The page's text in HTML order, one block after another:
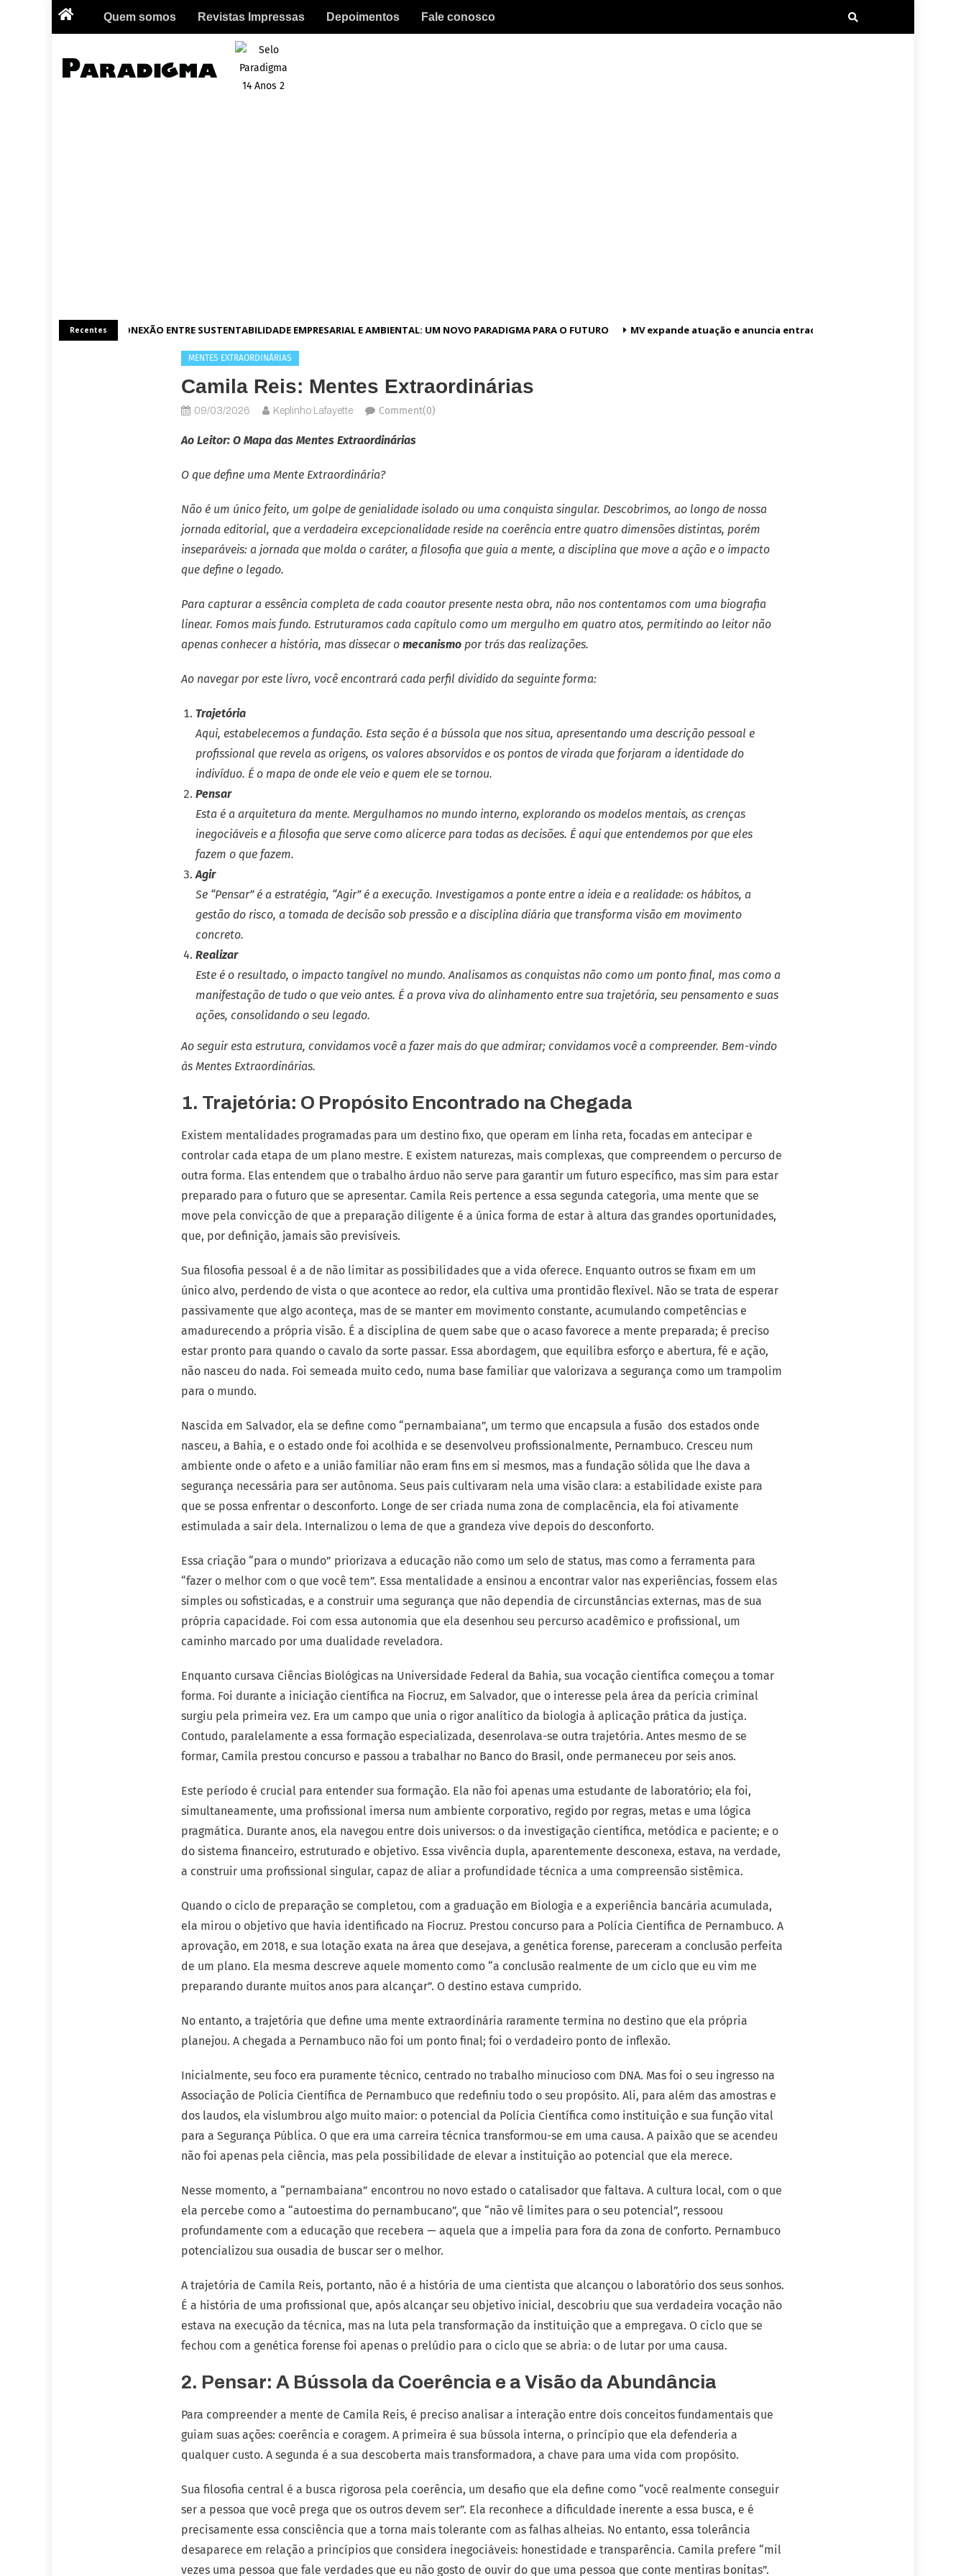
Quem somos Revistas Impressas Depoimentos Fale conosco
RecentesA CONEXÃO ENTRE SUSTENTABILIDADE EMPRESARIAL E AMBIENTAL: UM NOVO PARADIGMA PARA O FUTURO MV expande atuação e anuncia entrada no mercado dos Estados
MENTES EXTRAORDINÁRIAS
Camila Reis: Mentes Extraordinárias
09/03/2026 Keplinho Lafayette Comment(0)
Ao Leitor: O Mapa das Mentes Extraordinárias
O que define uma Mente Extraordinária?
Não é um único feito, um golpe de genialidade isolado ou uma conquista singular. Descobrimos, ao longo de nossa
jornada editorial, que a verdadeira excepcionalidade reside na coerência entre quatro dimensões distintas, porém
inseparáveis: a jornada que molda o caráter, a filosofia que guia a mente, a disciplina que move a ação e o impacto
que define o legado.
Para capturar a essência completa de cada coautor presente nesta obra, não nos contentamos com uma biografia
linear. Fomos mais fundo. Estruturamos cada capítulo como um mergulho em quatro atos, permitindo ao leitor não
apenas conhecer a história, mas dissecar o mecanismo por trás das realizações.
Ao navegar por este livro, você encontrará cada perfil dividido da seguinte forma:
Trajetória
Aqui, estabelecemos a fundação. Esta seção é a bússola que nos situa, apresentando uma descrição pessoal e
profissional que revela as origens, os valores absorvidos e os pontos de virada que forjaram a identidade do
indivíduo. É o mapa de onde ele veio e quem ele se tornou.
Pensar
Esta é a arquitetura da mente. Mergulhamos no mundo interno, explorando os modelos mentais, as crenças
inegociáveis e a filosofia que serve como alicerce para todas as decisões. É aqui que entendemos por que eles
fazem o que fazem.
Agir
Se “Pensar” é a estratégia, “Agir” é a execução. Investigamos a ponte entre a ideia e a realidade: os hábitos, a
gestão do risco, a tomada de decisão sob pressão e a disciplina diária que transforma visão em movimento
concreto.
Realizar
Este é o resultado, o impacto tangível no mundo. Analisamos as conquistas não como um ponto final, mas como a
manifestação de tudo o que veio antes. É a prova viva do alinhamento entre sua trajetória, seu pensamento e suas
ações, consolidando o seu legado.
Ao seguir esta estrutura, convidamos você a fazer mais do que admirar; convidamos você a compreender. Bem-vindo
às Mentes Extraordinárias.
1. Trajetória: O Propósito Encontrado na Chegada
Existem mentalidades programadas para um destino fixo, que operam em linha reta, focadas em antecipar e
controlar cada etapa de um plano mestre. E existem naturezas, mais complexas, que compreendem o percurso de
outra forma. Elas entendem que o trabalho árduo não serve para garantir um futuro específico, mas sim para estar
preparado para o futuro que se apresentar. Camila Reis pertence a essa segunda categoria, uma mente que se
move pela convicção de que a preparação diligente é a única forma de estar à altura das grandes oportunidades,
que, por definição, jamais são previsíveis.
Sua filosofia pessoal é a de não limitar as possibilidades que a vida oferece. Enquanto outros se fixam em um
único alvo, perdendo de vista o que acontece ao redor, ela cultiva uma prontidão flexível. Não se trata de esperar
passivamente que algo aconteça, mas de se manter em movimento constante, acumulando competências e
amadurecendo a própria visão. É a disciplina de quem sabe que o acaso favorece a mente preparada; é preciso
estar pronto para quando o cavalo da sorte passar. Essa abordagem, que equilibra esforço e abertura, fé e ação,
não nasceu do nada. Foi semeada muito cedo, numa base familiar que valorizava a segurança como um trampolim
para o mundo.
Nascida em Salvador, ela se define como “pernambaiana”, um termo que encapsula a fusão dos estados onde
nasceu, a Bahia, e o estado onde foi acolhida e se desenvolveu profissionalmente, Pernambuco. Cresceu num
ambiente onde o afeto e a união familiar não eram fins em si mesmos, mas a fundação sólida que lhe dava a
segurança necessária para ser autônoma. Seus pais cultivaram nela uma visão clara: a estabilidade existe para
que se possa enfrentar o desconforto. Longe de ser criada numa zona de complacência, ela foi ativamente
estimulada a sair dela. Internalizou o lema de que a grandeza vive depois do desconforto.
Essa criação “para o mundo” priorizava a educação não como um selo de status, mas como a ferramenta para
“fazer o melhor com o que você tem”. Essa mentalidade a ensinou a encontrar valor nas experiências, fossem elas
simples ou sofisticadas, e a construir uma segurança que não dependia de circunstâncias externas, mas de sua
própria capacidade. Foi com essa autonomia que ela desenhou seu percurso acadêmico e profissional, um
caminho marcado por uma dualidade reveladora.
Enquanto cursava Ciências Biológicas na Universidade Federal da Bahia, sua vocação científica começou a tomar
forma. Foi durante a iniciação científica na Fiocruz, em Salvador, que o interesse pela área da perícia criminal
surgiu pela primeira vez. Era um campo que unia o rigor analítico da biologia à aplicação prática da justiça.
Contudo, paralelamente a essa formação especializada, desenrolava-se outra trajetória. Antes mesmo de se
formar, Camila prestou concurso e passou a trabalhar no Banco do Brasil, onde permaneceu por seis anos.
Este período é crucial para entender sua formação. Ela não foi apenas uma estudante de laboratório; ela foi,
simultaneamente, uma profissional imersa num ambiente corporativo, regido por regras, metas e uma lógica
pragmática. Durante anos, ela navegou entre dois universos: o da investigação científica, metódica e paciente; e o
do sistema financeiro, estruturado e objetivo. Essa vivência dupla, aparentemente desconexa, estava, na verdade,
a construir uma profissional singular, capaz de aliar a profundidade técnica a uma compreensão sistêmica.
Quando o ciclo de preparação se completou, com a graduação em Biologia e a experiência bancária acumulada,
ela mirou o objetivo que havia identificado na Fiocruz. Prestou concurso para a Polícia Científica de Pernambuco. A
aprovação, em 2018, e sua lotação exata na área que desejava, a genética forense, pareceram a conclusão perfeita
de um plano. Ela mesma descreve aquele momento como “a conclusão realmente de um ciclo que eu vim me
preparando durante muitos anos para alcançar”. O destino estava cumprido.
No entanto, a trajetória que define uma mente extraordinária raramente termina no destino que ela própria
planejou. A chegada a Pernambuco não foi um ponto final; foi o verdadeiro ponto de inflexão.
Inicialmente, seu foco era puramente técnico, centrado no trabalho minucioso com DNA. Mas foi o seu ingresso na
Associação de Polícia Científica de Pernambuco que redefiniu todo o seu propósito. Ali, para além das amostras e
dos laudos, ela vislumbrou algo muito maior: o potencial da Polícia Científica como instituição e sua função vital
para a Segurança Pública. O que era uma carreira técnica transformou-se em uma causa. A paixão que se acendeu
não foi apenas pela ciência, mas pela possibilidade de elevar a instituição ao potencial que ela merece.
Nesse momento, a “pernambaiana” encontrou no novo estado o catalisador que faltava. A cultura local, com o que
ela percebe como a “autoestima do pernambucano”, que “não vê limites para o seu potencial”, ressoou
profundamente com a educação que recebera — aquela que a impelia para fora da zona de conforto. Pernambuco
potencializou sua ousadia de buscar ser o melhor.
A trajetória de Camila Reis, portanto, não é a história de uma cientista que alcançou o laboratório dos seus sonhos.
É a história de uma profissional que, após alcançar seu objetivo inicial, descobriu que sua verdadeira vocação não
estava na execução da técnica, mas na luta pela transformação da instituição que a empregava. O ciclo que se
fechou com a genética forense foi apenas o prelúdio para o ciclo que se abria: o de lutar por uma causa.
2. Pensar: A Bússola da Coerência e a Visão da Abundância
Para compreender a mente de Camila Reis, é preciso analisar a interação entre dois conceitos fundamentais que
guiam suas ações: coerência e coragem. A primeira é sua bússola interna, o princípio que ela defenderia a
qualquer custo. A segunda é a sua descoberta mais transformadora, a chave para uma vida com propósito.
Sua filosofia central é a busca rigorosa pela coerência, um desafio que ela define como “você realmente conseguir
ser a pessoa que você prega que os outros devem ser”. Ela reconhece a dificuldade inerente a essa busca, e é
precisamente essa consciência que a torna mais tolerante com as falhas alheias. No entanto, essa tolerância
desaparece em relação a princípios que considera inegociáveis: honestidade e transparência. Camila prefere “mil
vezes uma pessoa que fale verdades que eu não gosto de ouvir do que uma pessoa que conte mentiras bonitas”.